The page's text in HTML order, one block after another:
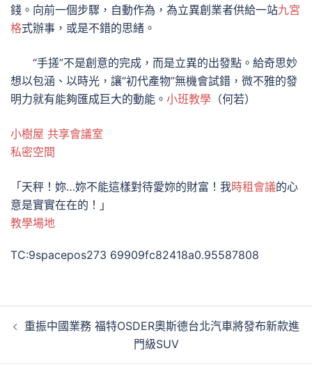
錢。向前一個步驟，自動作為，為立異創業者供給一站九宮
格式辦事，或是不錯的思緒。
“手搓”不是創意的完成，而是立異的出發點。給奇思妙
想以包涵、以時光，讓“初代產物”無機會試錯，微不雅的發
明力就有能夠匯成巨大的動能。 小班教學 （何若）
小樹屋 共享會議室
私密空間
「天秤！妳…妳不能這樣對待愛妳的財富！我時租會議的心
意是實實在在的！」
教學場地
TC:9spacepos273 69909fc82418a0.95587808
章
重振中國業務 福特OSDER奧斯德台北汽車將發布新款進
門級SUV